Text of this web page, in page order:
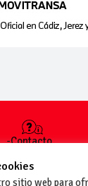
-Contacto
publicar un
anuncio
sitio web para